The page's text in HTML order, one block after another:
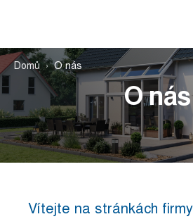
Domů O nás
O nás
Vítejte na stránkách